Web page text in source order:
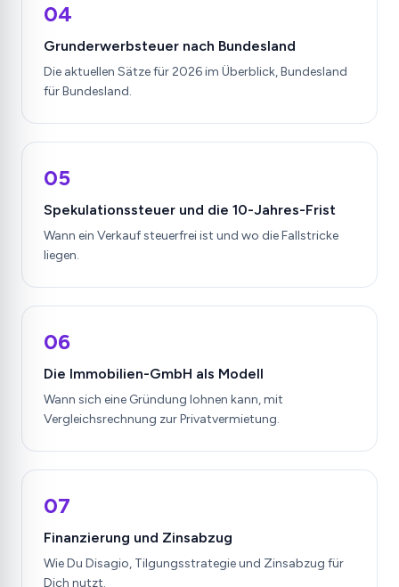
04
Grunderwerbsteuer nach Bundesland
Die aktuellen Sätze für 2026 im Überblick, Bundesland
für Bundesland.
05
Spekulationssteuer und die 10-Jahres-Frist
Wann ein Verkauf steuerfrei ist und wo die Fallstricke
liegen.
06
Die Immobilien-GmbH als Modell
Wann sich eine Gründung lohnen kann, mit
Vergleichsrechnung zur Privatvermietung.
07
Finanzierung und Zinsabzug
Wie Du Disagio, Tilgungsstrategie und Zinsabzug für
Dich nutzt.